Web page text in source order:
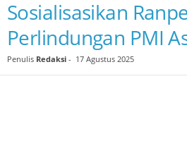
Sosialisasikan
Perlindungan PMI
Penulis Redaksi - 17 Agustus 2025